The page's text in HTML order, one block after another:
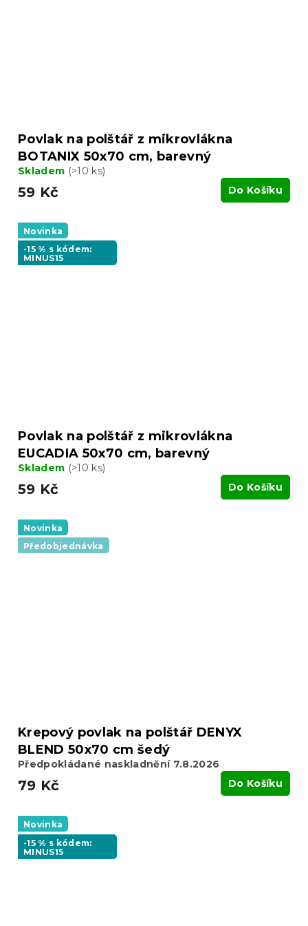
Povlak na polštář z mikrovlákna
BOTANIX 50x70 cm, barevný
Skladem (>10 ks)
59 Kč Do Košíku
Novinka
-15 % s kódem:
MINUS15
Povlak na polštář z mikrovlákna
EUCADIA 50x70 cm, barevný
Skladem (>10 ks)
59 Kč Do Košíku
Novinka
Předobjednávka
Krepový povlak na polštář DENYX
BLEND 50x70 cm šedý
Předpokládané naskladnění 7.8.2026
79 Kč Do Košíku
Novinka
-15 % s kódem:
MINUS15